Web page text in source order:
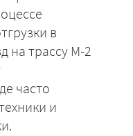
в
на трассу М-2
часто
и